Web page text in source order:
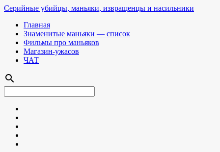
Серийные убийцы, маньяки, извращенцы и насильники
Главная
Знаменитые маньяки — список
Фильмы про маньяков
Магазин-ужасов
ЧАТ
search